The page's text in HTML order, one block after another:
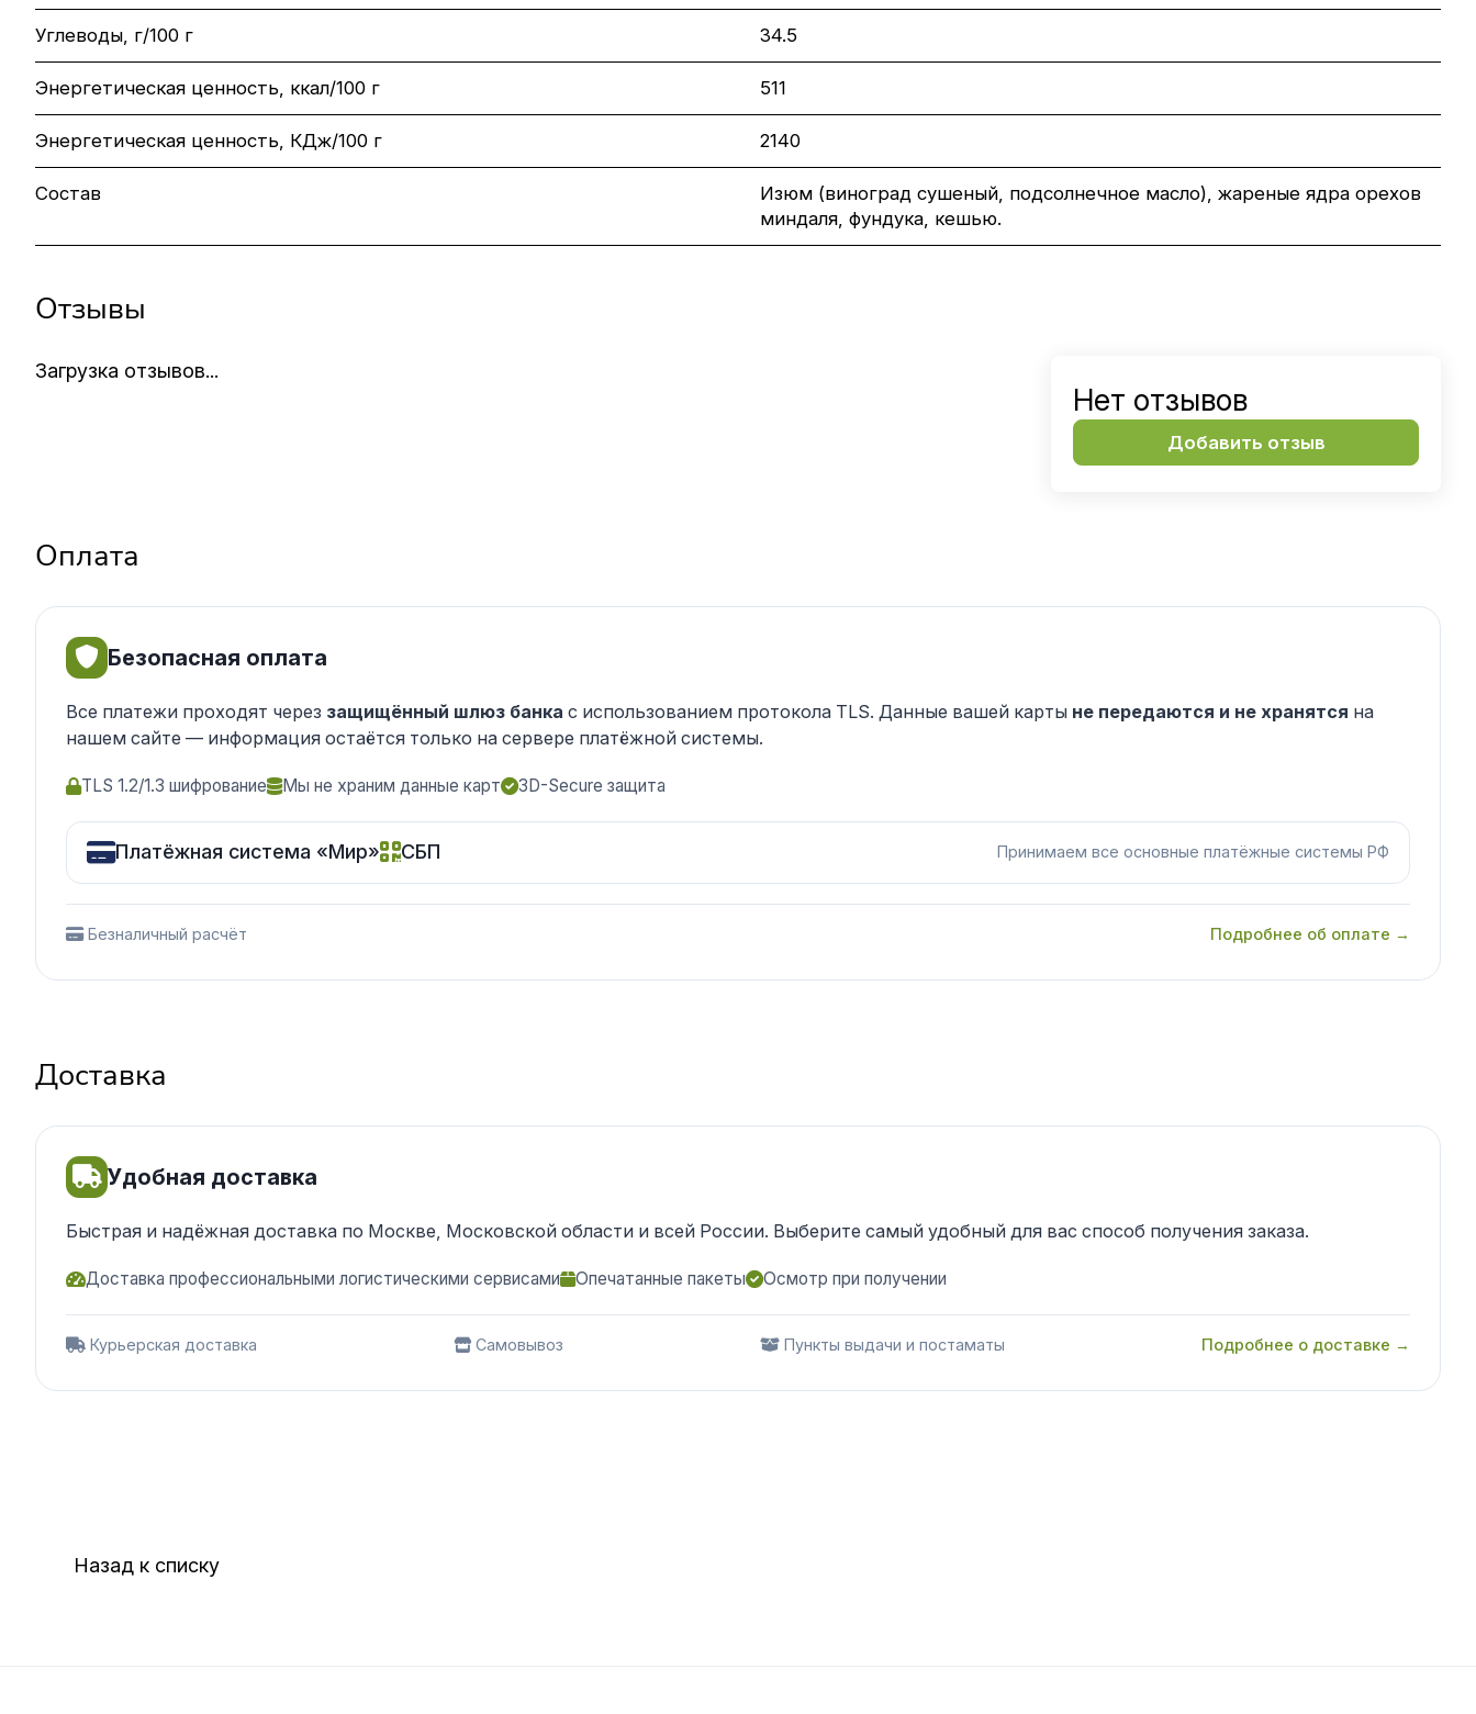
Углеводы, г/100 г 34.5
Энергетическая ценность, ккал/100 г 511
Энергетическая ценность, КДж/100 г 2140
Состав
Изюм (виноград сушеный, подсолнечное масло), жареные ядра орехов
миндаля, фундука, кешью.
Отзывы
Загрузка отзывов...
Нет отзывов
Добавить отзыв
Оплата
Безопасная оплата
Все платежи проходят через защищённый шлюз банка с использованием протокола TLS. Данные вашей карты не передаются и не хранятся на
нашем сайте — информация остаётся только на сервере платёжной системы.
TLS 1.2/1.3 шифрование Мы не храним данные карт 3D-Secure защита
Платёжная система «Мир» СБП Принимаем все основные платёжные системы РФ
Безналичный расчёт Подробнее об оплате →
Доставка
Удобная доставка
Быстрая и надёжная доставка по Москве, Московской области и всей России. Выберите самый удобный для вас способ получения заказа.
Доставка профессиональными логистическими сервисами Опечатанные пакеты Осмотр при получении
Курьерская доставка Самовывоз Пункты выдачи и постаматы Подробнее о доставке →
Назад к списку